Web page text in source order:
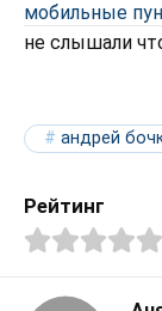
мобильные
не слышали
андрей
Рейтинг